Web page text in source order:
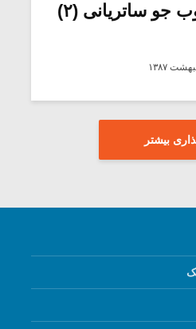
جو ساتریانی (۲)
بیشتر